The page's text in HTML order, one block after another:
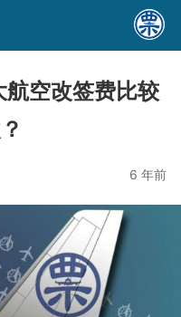
航空改签费比较
6 年前